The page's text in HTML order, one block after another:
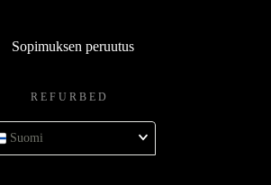
Sopimuksen peruutus
REFURBED
Suomi